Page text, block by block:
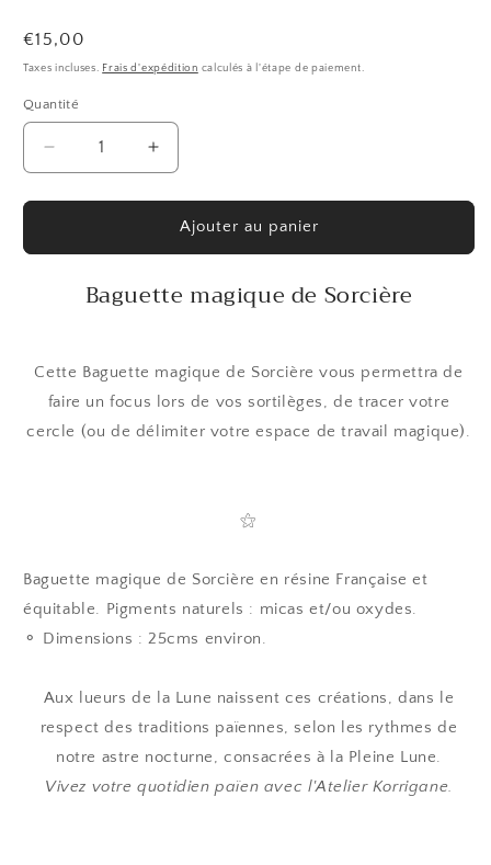
Prix
habituel
€15,00
Taxes incluses. Frais d'expédition calculés à l'étape de paiement.
Quantité
Quantité
Réduire
la
quantité
Augmenter
la
quantité
de
Ajouter au panier
Baguette magique de Sorcière
Cette Baguette magique de Sorcière vous permettra de
faire un focus lors de vos sortilèges, de tracer votre
cercle (ou de délimiter votre espace de travail magique).
⚝
Baguette magique de Sorcière en résine Française et
équitable. Pigments naturels : micas et/ou oxydes.
⚬ Dimensions : 25cms environ.
Aux lueurs de la Lune naissent ces créations, dans le
respect des traditions païennes, selon les rythmes de
notre astre nocturne, consacrées à la Pleine Lune.
Vivez votre quotidien païen avec l'Atelier Korrigane.